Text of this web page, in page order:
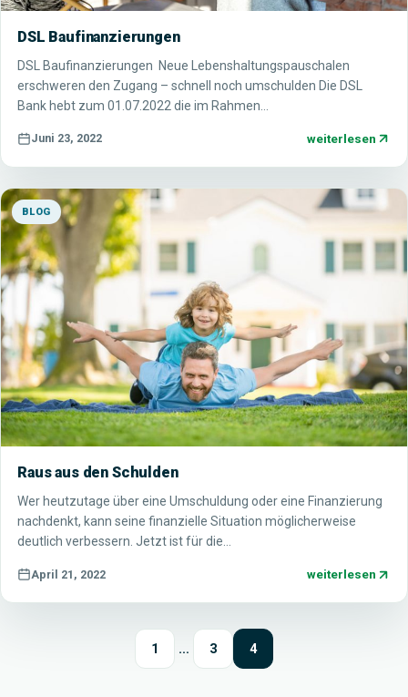
DSL Baufinanzierungen
DSL Baufinanzierungen Neue Lebenshaltungspauschalen
erschweren den Zugang – schnell noch umschulden Die DSL
Bank hebt zum 01.07.2022 die im Rahmen…
Juni 23, 2022 weiterlesen
BLOG
Raus aus den Schulden
Wer heutzutage über eine Umschuldung oder eine Finanzierung
nachdenkt, kann seine finanzielle Situation möglicherweise
deutlich verbessern. Jetzt ist für die…
April 21, 2022 weiterlesen
1 … 3 4